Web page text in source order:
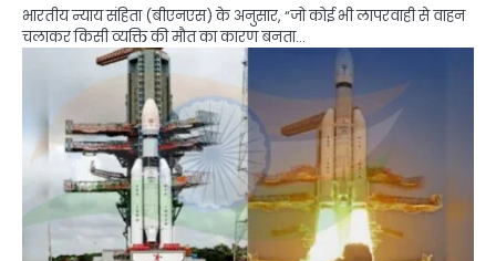
भारतीय न्याय संहिता (बीएनएस) के अनुसार, “जो कोई भी लापरवाही से वाहन
चलाकर किसी व्यक्ति की मौत का कारण बनता…